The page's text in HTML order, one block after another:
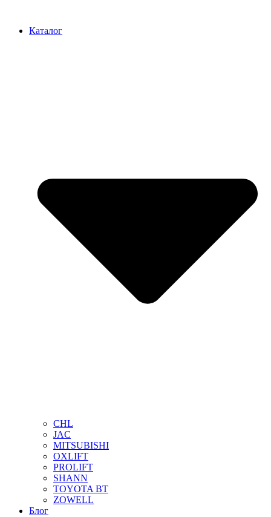
содержимому
Каталог
CHL
JAC
MITSUBISHI
OXLIFT
PROLIFT
SHANN
TOYOTA BT
ZOWELL
Блог